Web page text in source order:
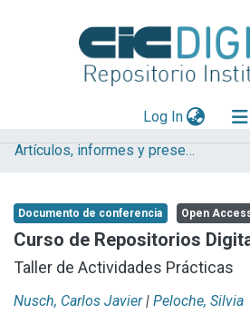
Log In(current)
Explorar
Aportar material
Statistics
Artículos, informes y presentaciones en Congresos CESGI
Documento de conferencia Open
Curso de Repositorios
Taller de Actividades Prácticas
Nusch, Carlos Javier | Peloche, Silvia